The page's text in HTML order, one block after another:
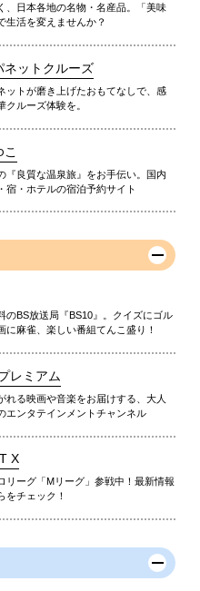
、日本各地の名物・名産品。「美味
生活を変えませんか？
ネットクルーズ
ットが磨き上げたおもてなしで、感
クルーズ体験を。
『良質な温泉旅』をお手伝い。国内
宿・ホテルの宿泊予約サイト
のBS放送局『BS10』。クイズにゴル
に麻雀、楽しい番組てんこ盛り！
レミアム
れる映画や音楽をお届けする、大人
エンタテインメントチャンネル
X
リーグ「Mリーグ」参戦中！最新情報
をチェック！